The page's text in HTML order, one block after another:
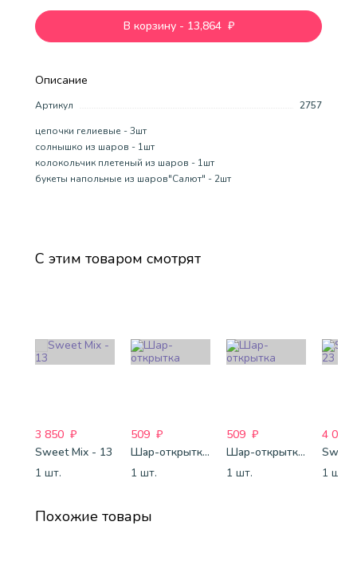
Описание
Артикул
2757
цепочки гелиевые - 3шт
солнышко из шаров - 1шт
колокольчик плетеный из шаров - 1шт
букеты напольные из шаров"Салют" - 2шт
В корзину - 13,864 ₽
С этим товаром смотрят
3 850 ₽
Sweet Mix - 13
1 шт.
509 ₽
Шар-открытка "Звезда" (45 см) - 1
1 шт.
509 ₽
Шар-открытка "Сердце" (45 см) - 2
1 шт.
4 088
1 шт.
Похожие товары